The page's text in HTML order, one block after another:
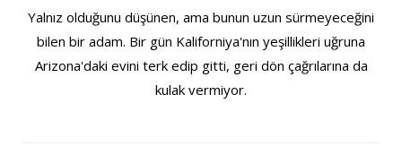
Yalnız olduğunu düşünen, ama bunun uzun sürmeyeceğini
bilen bir adam. Bir gün Kaliforniya'nın yeşillikleri uğruna
Arizona'daki evini terk edip gitti, geri dön çağrılarına da
kulak vermiyor.